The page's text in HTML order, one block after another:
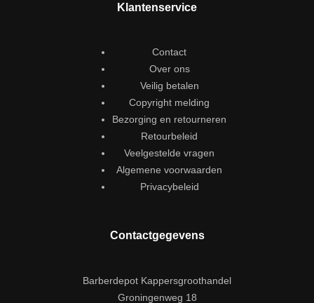
Klantenservice
Contact
Over ons
Veilig betalen
Copyright melding
Bezorging en retourneren
Retourbeleid
Veelgestelde vragen
Algemene voorwaarden
Privacybeleid
Contactgegevens
Barberdepot Kappersgroothandel
Groningenweg 18